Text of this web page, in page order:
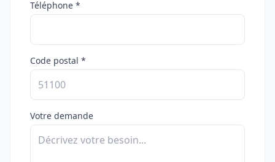
Téléphone *
Code postal *
Votre demande